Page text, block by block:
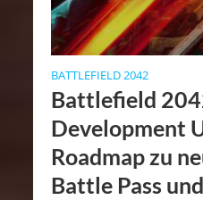
BATTLEFIELD 2042
Battlefield
Development
Roadmap zu
Battle Pass